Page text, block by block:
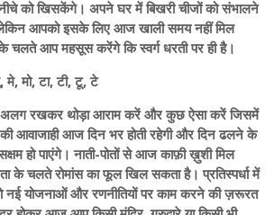
को खिसकेंगे। अपने घर में बिखरी चीजों को संभालने
आपको इसके लिए आज खाली समय नहीं मिल
चलते आप महसूस करेंगे कि स्वर्ग धरती पर ही है।
मे, मो, टा, टी, टू, टे
रखकर थोड़ा आराम करें और कुछ ऐसा करें जिसमें
आवाजाही आज दिन भर होती रहेगी और दिन ढलने के
हो पाएंगे। नाती-पोतों से आज काफ़ी ख़ुशी मिल
के चलते रोमांस का फूल खिल सकता है। प्रतिस्पर्धा में
नई योजनाओं और रणनीतियों पर काम करने की ज़रूरत